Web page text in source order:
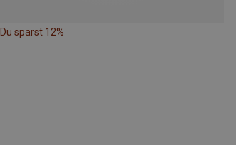
Du sparst 12%